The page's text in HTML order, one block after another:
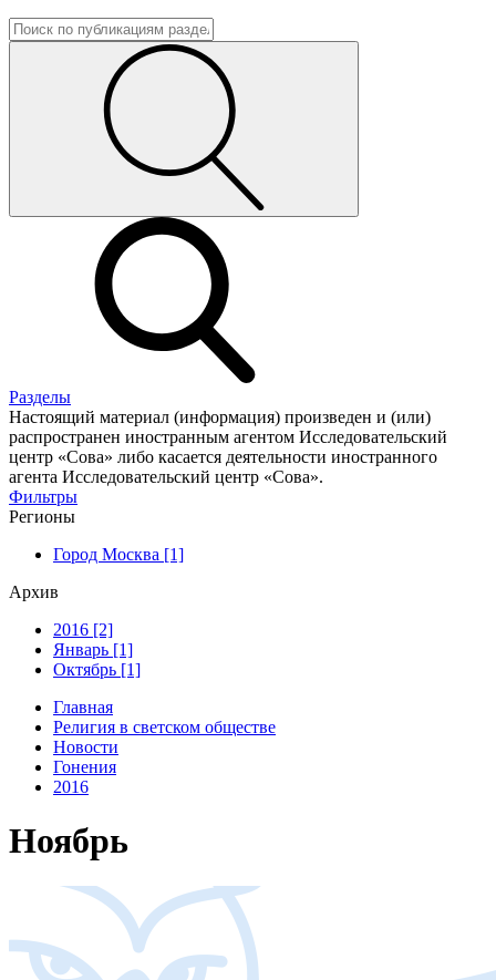
Разделы
Настоящий материал (информация) произведен и (или)
распространен иностранным агентом Исследовательский
центр «Сова» либо касается деятельности иностранного
агента Исследовательский центр «Сова».
Фильтры
Регионы
Город Москва [1]
Архив
2016 [2]
Январь [1]
Октябрь [1]
Главная
Религия в светском обществе
Новости
Гонения
2016
Ноябрь